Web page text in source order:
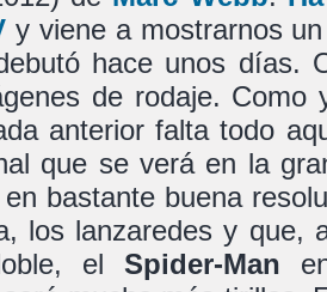
y viene a mostrarnos
hace unos días.
de rodaje. Como
anterior falta todo
que se verá en la
bastante buena
los lanzaredes y que,
el Spider-Man